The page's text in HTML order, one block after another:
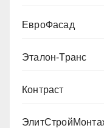
ЕвроФасад
Эталон-Транс
Контраст